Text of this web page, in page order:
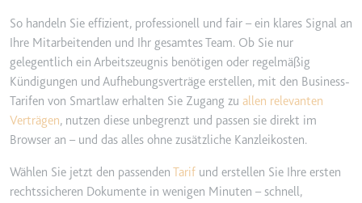
So handeln Sie effizient, professionell und fair – ein klares Signal an
Ihre Mitarbeitenden und Ihr gesamtes Team. Ob Sie nur
gelegentlich ein Arbeitszeugnis benötigen oder regelmäßig
Kündigungen und Aufhebungsverträge erstellen, mit den Business-
Tarifen von Smartlaw erhalten Sie Zugang zu allen relevanten
Verträgen, nutzen diese unbegrenzt und passen sie direkt im
Browser an – und das alles ohne zusätzliche Kanzleikosten.
Wählen Sie jetzt den passenden Tarif und erstellen Sie Ihre ersten
rechtssicheren Dokumente in wenigen Minuten – schnell,